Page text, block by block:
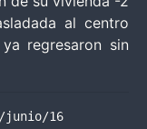
al centro
regresaron sin
junio/16